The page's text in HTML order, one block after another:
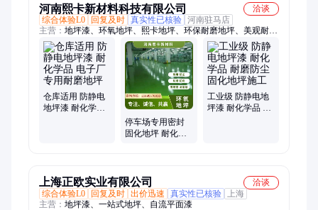
河南熙卡新材料科技有限公司
洽谈
综合体验L0
回复及时 真实性已核验 河南驻马店
主营： 地坪漆、环氧地坪、熙卡地坪、环保耐磨地坪、美观耐用
地坪、耐磨防滑地坪、环氧自流平、防静电自流平、水泥自流平
仓库适用 防静电
地坪漆 耐化学品
停车场专用密封
固化地坪 耐化学
工业级 防静电地
坪漆 耐化学品 耐
上海正欧实业有限公司
洽谈
综合体验L0
回复及时 出价迅速 真实性已核验
上海
主营： 地坪漆、一站式地坪、自流平面漆